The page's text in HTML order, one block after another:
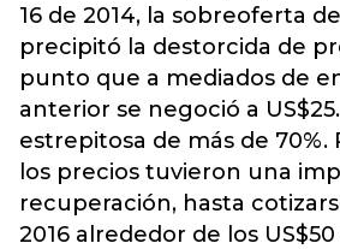
16 de 2014, la sobreoferta
precipitó la destorcida de
punto que a mediados de
anterior se negoció a
estrepitosa de más de
los precios tuvieron una
recuperación, hasta
2016 alrededor de los